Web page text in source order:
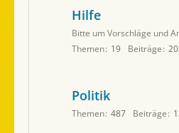
Hilfe
Bitte um Vorschläge und
Themen 19 Beiträge
Politik
Themen 487 Beiträge